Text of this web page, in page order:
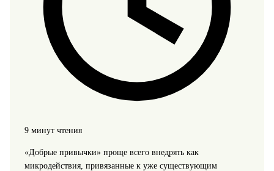
9 минут чтения
«Добрые привычки» проще всего внедрять как
микродействия, привязанные к уже существующим